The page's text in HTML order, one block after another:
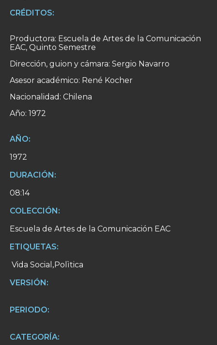
CRÉDITOS:
Productora: Escuela de Artes de la Comunicación
EAC, Quinto Semestre
Dirección, guion y cámara: Sergio Navarro
Asesor académico: René Kocher
Nacionalidad: Chilena
Año: 1972
AÑO:
1972
DURACIÓN:
08:14
COLECCIÓN:
Escuela de Artes de la Comunicación EAC
ETIQUETAS:
Vida Social ,Polìtica
VERSIÓN:
PERIODO:
CATEGORÍA: